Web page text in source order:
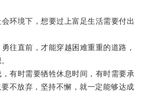
境下，想要过上富足生活需要付出
直前，才能穿越困难重重的道路，
时需要牺牲休息时间，有时需要承
不放弃，坚持不懈，就一定能够达成